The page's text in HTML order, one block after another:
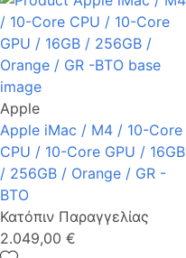
Apple
Apple iMac / M4 / 10-Core
CPU / 10-Core GPU / 16GB
/ 256GB / Orange / GR -
BTO
Κατόπιν Παραγγελίας
2.049,00 €